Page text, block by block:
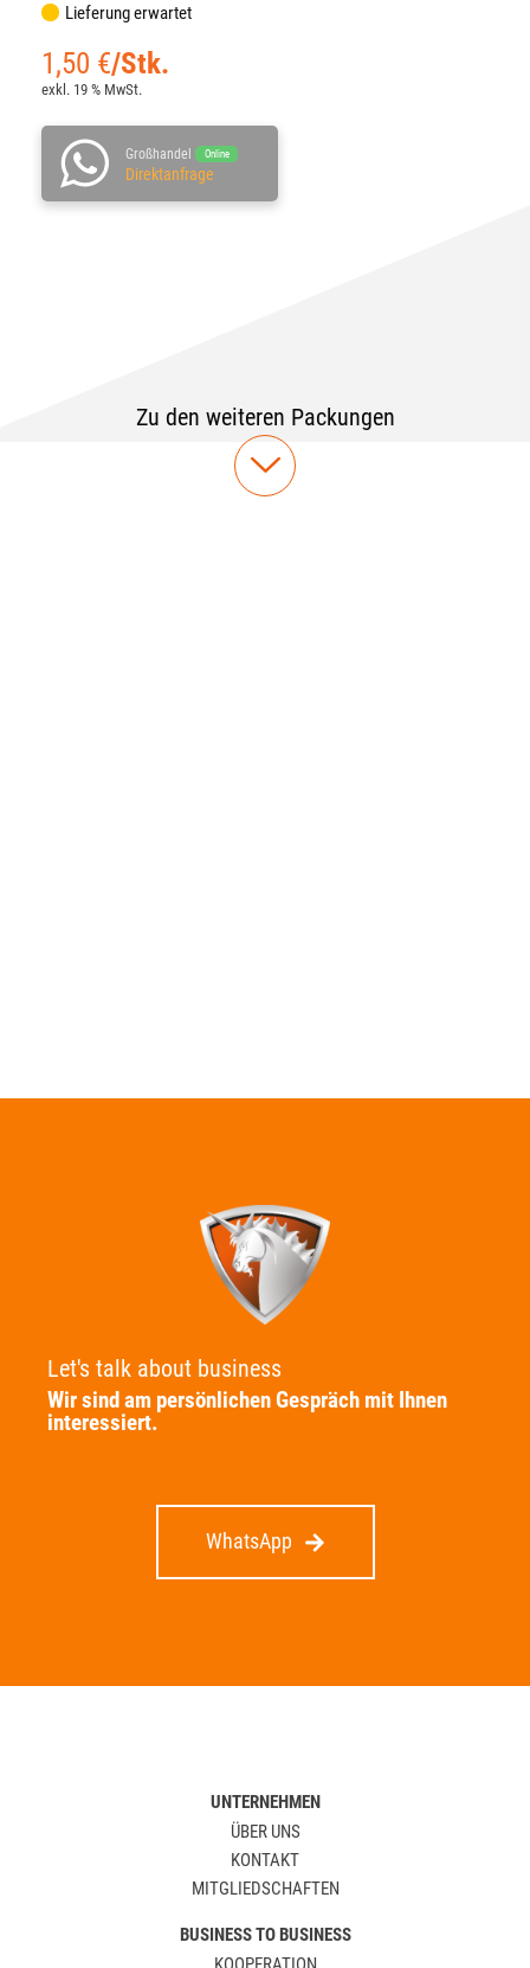
Lieferung erwartet
1,50 €/Stk.
exkl. 19 % MwSt.
Großhandel Online
Direktanfrage
Zu den weiteren Packungen
Let's talk about business
Wir sind am persönlichen Gespräch mit Ihnen
interessiert.
WhatsApp
UNTERNEHMEN
ÜBER UNS
KONTAKT
MITGLIEDSCHAFTEN
BUSINESS TO BUSINESS